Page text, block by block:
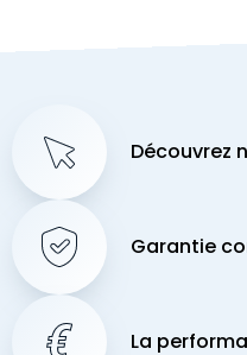
Découvrez
Garantie
La